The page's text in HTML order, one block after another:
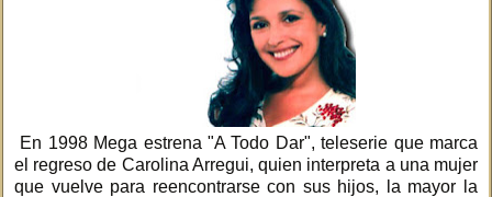
En 1998 Mega estrena "A Todo Dar", teleserie que marca
el regreso de Carolina Arregui, quien interpreta a una mujer
que vuelve para reencontrarse con sus hijos, la mayor la